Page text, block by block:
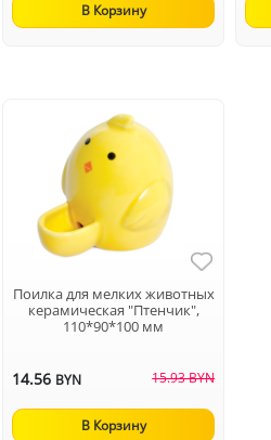
В Корзину
Поилка для мелких животных
керамическая "Птенчик",
110*90*100 мм
14.56 BYN 15.93 BYN
В Корзину